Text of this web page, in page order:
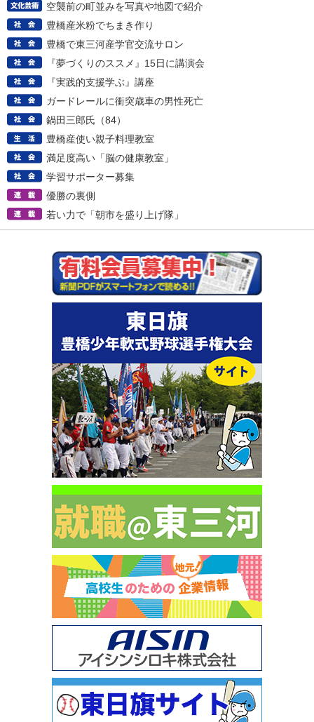
空襲前の町並みを写真や地図で紹介
豊橋産米粉でちまき作り
豊橋で東三河産学官交流サロン
『夢づくりのススメ』15日に講演会
『実践的支援学ぶ』講座
ガードレールに衝突歳車の男性死亡
鍋田三郎氏（84）
豊橋産使い親子料理教室
満足度高い「脳の健康教室」
学習サポーター募集
優勝の裏側
若い力で「朝市を盛り上げ隊」